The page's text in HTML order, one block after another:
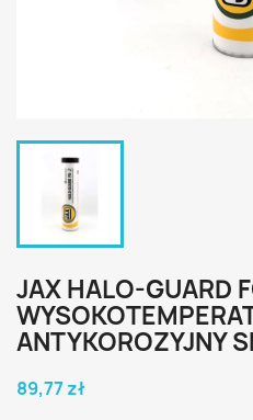
JAX HALO-GUARD
ANTYKOROZYJNY
89,77 zł